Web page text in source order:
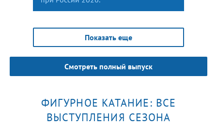
Показать еще
Смотреть полный выпуск
ФИГУРНОЕ КАТАНИЕ: ВСЕ
ВЫСТУПЛЕНИЯ СЕЗОНА